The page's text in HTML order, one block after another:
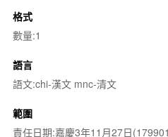
格式
數量:1
語言
語文:chi-漢文 mnc-清文
範圍
責任日期:嘉慶3年11月27日